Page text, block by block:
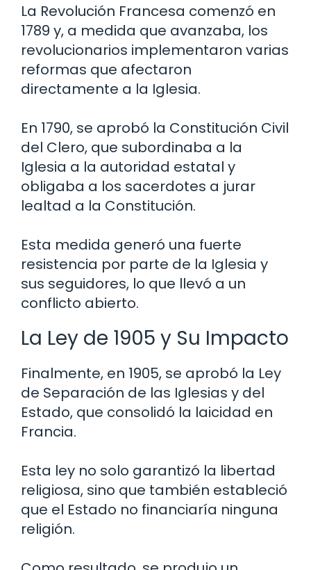
La Revolución Francesa comenzó en
1789 y, a medida que avanzaba, los
revolucionarios implementaron varias
reformas que afectaron
directamente a la Iglesia.
En 1790, se aprobó la Constitución Civil
del Clero, que subordinaba a la
Iglesia a la autoridad estatal y
obligaba a los sacerdotes a jurar
lealtad a la Constitución.
Esta medida generó una fuerte
resistencia por parte de la Iglesia y
sus seguidores, lo que llevó a un
conflicto abierto.
La Ley de 1905 y Su Impacto
Finalmente, en 1905, se aprobó la Ley
de Separación de las Iglesias y del
Estado, que consolidó la laicidad en
Francia.
Esta ley no solo garantizó la libertad
religiosa, sino que también estableció
que el Estado no financiaría ninguna
religión.